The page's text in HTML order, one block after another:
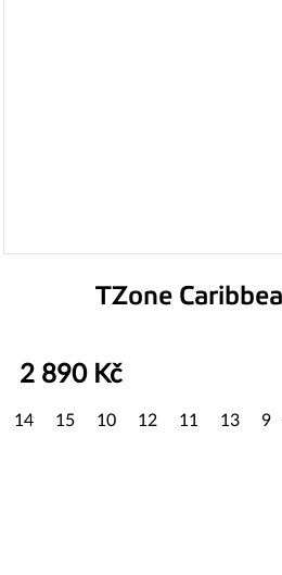
TZone
2 890 Kč
14 15 10 12 11 13 9